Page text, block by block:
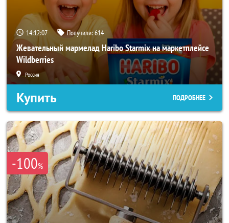
14:12:05 Получили:614
Жевательный мармелад Haribo Starmix на маркетплейсе
Wildberries
Россия
Купить ПОДРОБНЕЕ
-100%